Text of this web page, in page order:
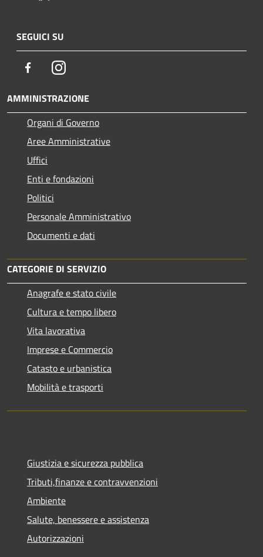
SEGUICI SU
FacebookInstagram
AMMINISTRAZIONE
Organi di Governo
Aree Amministrative
Uffici
Enti e fondazioni
Politici
Personale Amministrativo
Documenti e dati
CATEGORIE DI SERVIZIO
Anagrafe e stato civile
Cultura e tempo libero
Vita lavorativa
Imprese e Commercio
Catasto e urbanistica
Mobilità e trasporti
Giustizia e sicurezza pubblica
Tributi,finanze e contravvenzioni
Ambiente
Salute, benessere e assistenza
Autorizzazioni